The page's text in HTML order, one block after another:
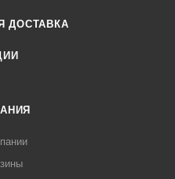
ДОСТАВКА